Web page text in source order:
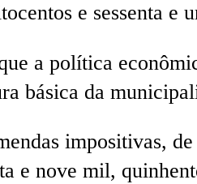
e sessenta e
a política
básica da
impositivas,
e nove mil,